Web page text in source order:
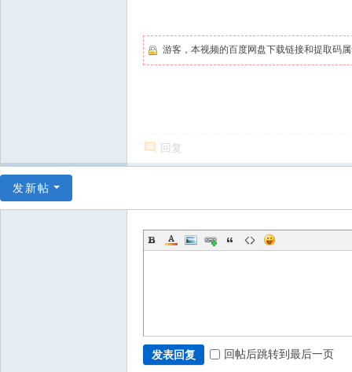
游客，本视频的百度网盘下载链接和提取码
回复
发新帖
发表回复 回帖后跳转到最后一页